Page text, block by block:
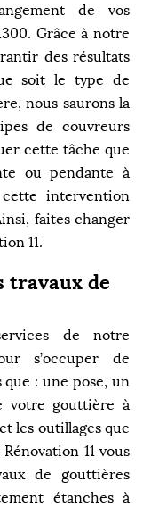
de vos
Grâce à notre
des résultats
soit le type de
nous saurons la
de couvreurs
cette tâche que
ou pendante à
cette intervention
faites changer
11.
travaux de
de notre
s’occuper de
: une pose, un
votre gouttière à
les outillages que
11 vous
de gouttières
étanches à